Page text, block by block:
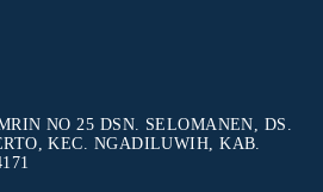
NO 25 DSN. SELOMANEN, DS.
KEC. NGADILUWIH, KAB.